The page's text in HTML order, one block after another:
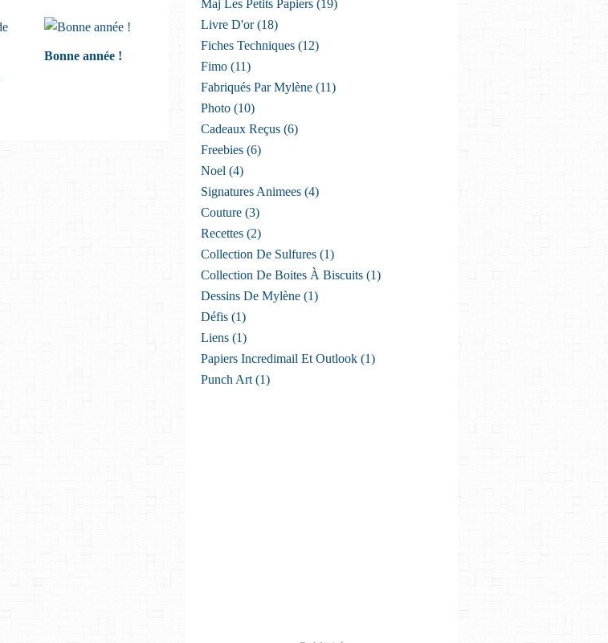
Bonne année !
Maj Les Petits Papiers (19)
Livre D'or(18)
Fiches Techniques (12)
Fimo (11)
Fabriqués Par Mylène (11)
Photo (10)
Cadeaux Reçus (6)
Freebies (6)
Noel (4)
Signatures Animees (4)
Couture (3)
Recettes (2)
Collection De Sulfures (1)
Collection De Boites À Biscuits (1)
Dessins De Mylène (1)
Défis (1)
Liens (1)
Papiers Incredimail Et Outlook (1)
Punch Art (1)